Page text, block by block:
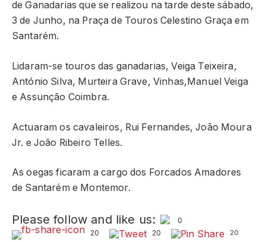
de Ganadarias que se realizou na tarde deste sábado,
3 de Junho, na Praça de Touros Celestino Graça em
Santarém.
Lidaram-se touros das ganadarias, Veiga Teixeira,
António Silva, Murteira Grave, Vinhas,Manuel Veiga
e Assunção Coimbra.
Actuaram os cavaleiros, Rui Fernandes, João Moura
Jr. e João Ribeiro Telles.
As oegas ficaram a cargo dos Forcados Amadores
de Santarém e Montemor.
Please follow and like us:
0
20
20 20